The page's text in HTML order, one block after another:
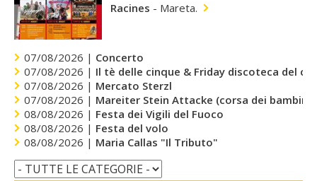
Racines - Mareta.
07/08/2026 | Concerto
07/08/2026 | Il tè delle cinque & Friday discoteca del
07/08/2026 | Mercato Sterzl
07/08/2026 | Mareiter Stein Attacke (corsa dei bambini)
08/08/2026 | Festa dei Vigili del Fuoco
08/08/2026 | Festa del volo
08/08/2026 | Maria Callas "Il Tributo"